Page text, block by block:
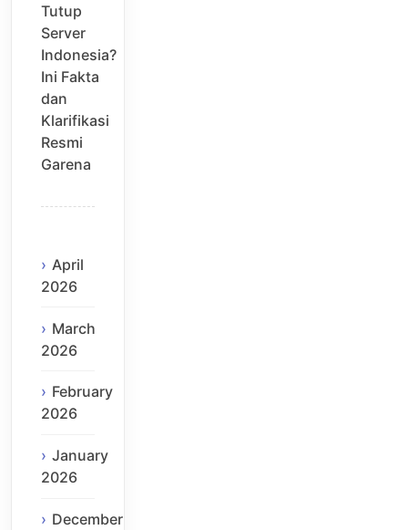
Tutup
Server
Indonesia?
Ini Fakta
dan
Klarifikasi
Resmi
Garena
April
2026
March
2026
February
2026
January
2026
December